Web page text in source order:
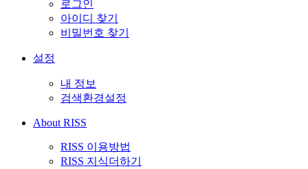
로그인
아이디 찾기
비밀번호 찾기
설정
내 정보
검색환경설정
About RISS
RISS 이용방법
RISS 지식더하기